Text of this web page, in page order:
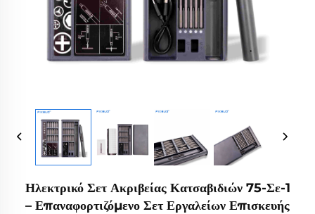
Ηλεκτρικό Σετ Ακριβείας Κατσαβιδιών 75-Σε-1
– Επαναφορτιζόμενο Σετ Εργαλείων Επισκευής